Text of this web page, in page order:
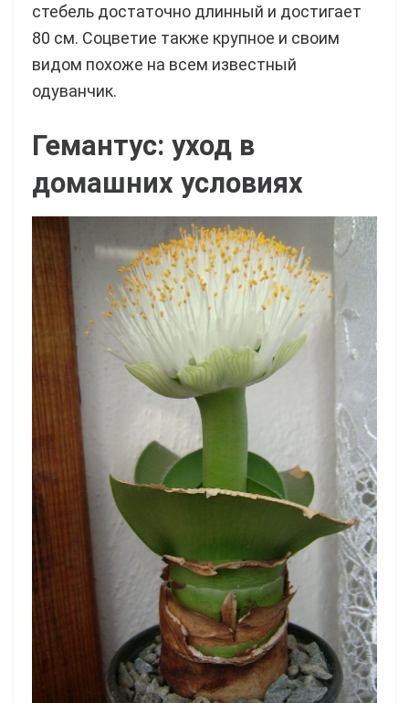
стебель достаточно длинный и достигает
80 см. Соцветие также крупное и своим
видом похоже на всем известный
одуванчик.
Гемантус: уход в
домашних условиях